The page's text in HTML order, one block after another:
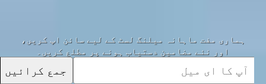
ہماری مفت ماہانہ میلنگ لسٹ کے لیے سائن اپ کریں،
اور نئے مضامین دستیاب ہونے پر مطلع کریں۔
جمع کرائیں